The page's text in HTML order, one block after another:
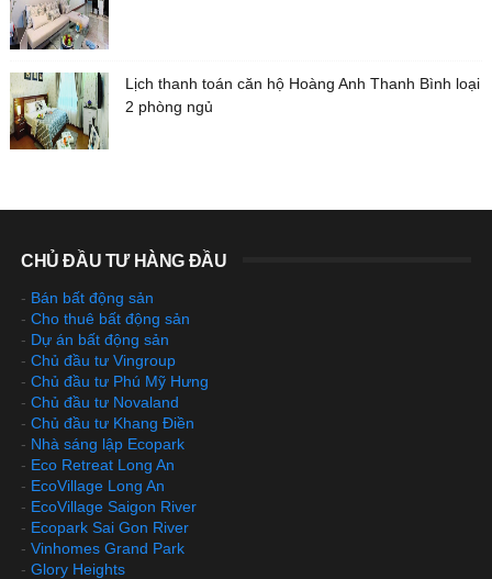
Lịch thanh toán căn hộ Hoàng Anh Thanh Bình loại
2 phòng ngủ
CHỦ ĐẦU TƯ HÀNG ĐẦU
- Bán bất động sản
- Cho thuê bất động sản
- Dự án bất động sản
- Chủ đầu tư Vingroup
- Chủ đầu tư Phú Mỹ Hưng
- Chủ đầu tư Novaland
- Chủ đầu tư Khang Điền
- Nhà sáng lập Ecopark
- Eco Retreat Long An
- EcoVillage Long An
- EcoVillage Saigon River
- Ecopark Sai Gon River
- Vinhomes Grand Park
- Glory Heights